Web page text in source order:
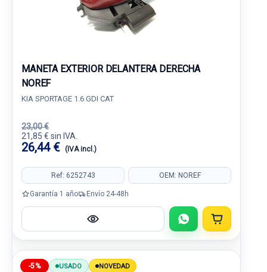
MANETA EXTERIOR DELANTERA DERECHA
NOREF
KIA SPORTAGE 1.6 GDI CAT
23,00 €
21,85 € sin IVA.
26,44 € (IVA incl.)
Ref: 6252743 OEM: NOREF
Garantía 1 año Envío 24-48h
-5% USADO NOVEDAD